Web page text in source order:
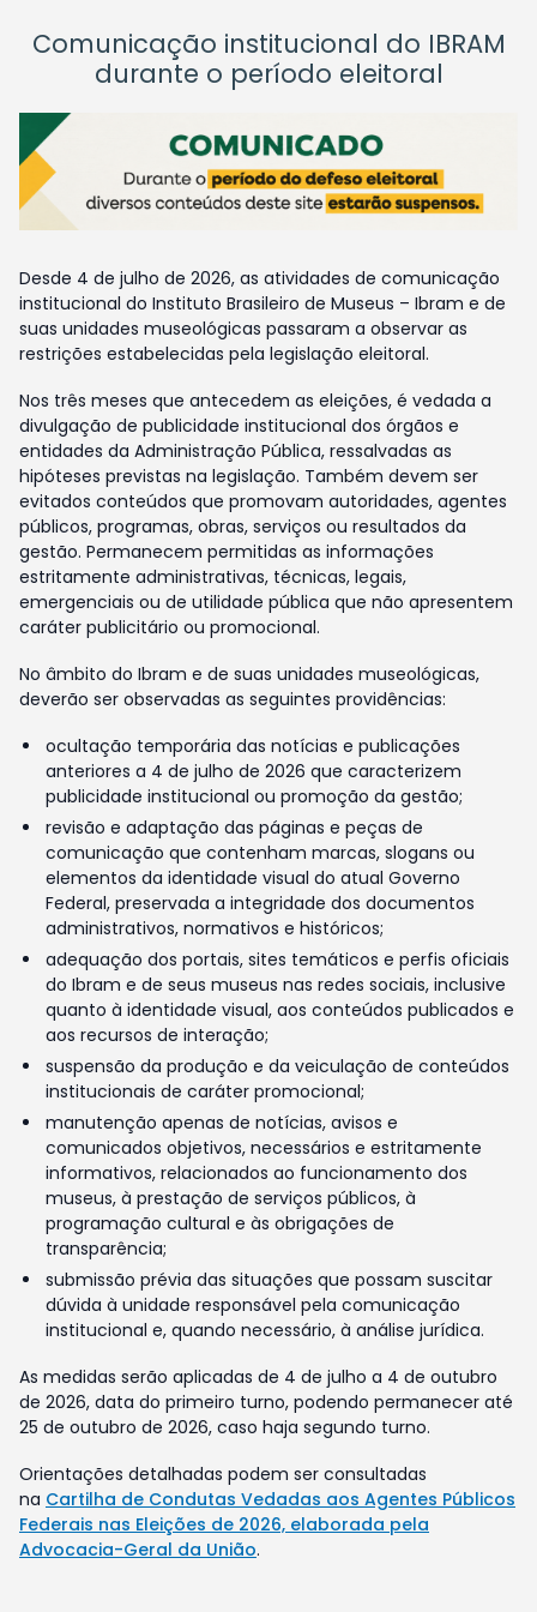
Comunicação institucional do IBRAM
durante o período eleitoral
Desde 4 de julho de 2026, as atividades de comunicação
institucional do Instituto Brasileiro de Museus – Ibram e de
suas unidades museológicas passaram a observar as
restrições estabelecidas pela legislação eleitoral.
Nos três meses que antecedem as eleições, é vedada a
divulgação de publicidade institucional dos órgãos e
entidades da Administração Pública, ressalvadas as
hipóteses previstas na legislação. Também devem ser
evitados conteúdos que promovam autoridades, agentes
públicos, programas, obras, serviços ou resultados da
gestão. Permanecem permitidas as informações
estritamente administrativas, técnicas, legais,
emergenciais ou de utilidade pública que não apresentem
caráter publicitário ou promocional.
No âmbito do Ibram e de suas unidades museológicas,
deverão ser observadas as seguintes providências:
ocultação temporária das notícias e publicações
anteriores a 4 de julho de 2026 que caracterizem
publicidade institucional ou promoção da gestão;
revisão e adaptação das páginas e peças de
comunicação que contenham marcas, slogans ou
elementos da identidade visual do atual Governo
Federal, preservada a integridade dos documentos
administrativos, normativos e históricos;
adequação dos portais, sites temáticos e perfis oficiais
do Ibram e de seus museus nas redes sociais, inclusive
quanto à identidade visual, aos conteúdos publicados e
aos recursos de interação;
suspensão da produção e da veiculação de conteúdos
institucionais de caráter promocional;
manutenção apenas de notícias, avisos e
comunicados objetivos, necessários e estritamente
informativos, relacionados ao funcionamento dos
museus, à prestação de serviços públicos, à
programação cultural e às obrigações de
transparência;
submissão prévia das situações que possam suscitar
dúvida à unidade responsável pela comunicação
institucional e, quando necessário, à análise jurídica.
As medidas serão aplicadas de 4 de julho a 4 de outubro
de 2026, data do primeiro turno, podendo permanecer até
25 de outubro de 2026, caso haja segundo turno.
Orientações detalhadas podem ser consultadas
na Cartilha de Condutas Vedadas aos Agentes Públicos
Federais nas Eleições de 2026, elaborada pela
Advocacia-Geral da União.